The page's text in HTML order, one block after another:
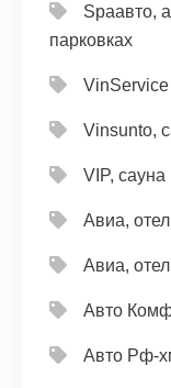
Spaавто,
парковках
VinService
Vinsunto,
VIP, сауна
Авиа,
Авиа,
Авто
Авто Рф-